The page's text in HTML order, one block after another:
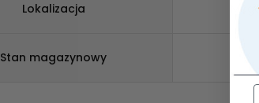
Lokalizacja
Stan magazynowy